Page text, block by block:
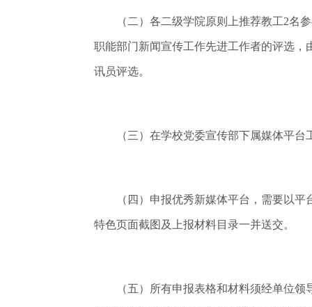
（二）各二级学院原则上推荐教工2名参
职能部门新闻宣传工作先进工作者的评选
讯员评选。
（三）在学校党委宣传部下属媒体平台
（四）申报优秀新媒体平台，需要以平台
特色页面截图及上报材料目录一并送交。
（五）所有申报表格和材料须经单位领导